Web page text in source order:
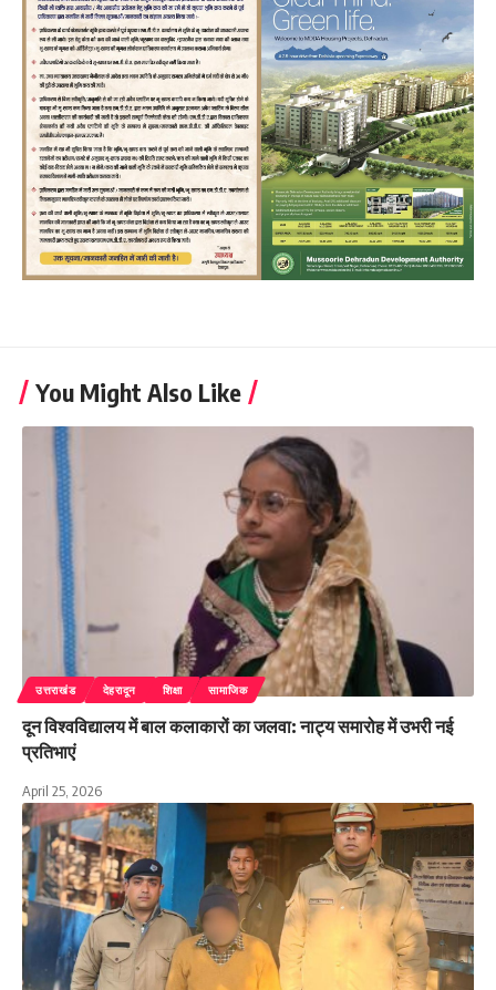
You Might Also Like
उत्तराखंड देहरादून शिक्षा सामाजिक
दून विश्वविद्यालय में बाल कलाकारों का जलवा: नाट्य समारोह में उभरी नई
प्रतिभाएं
April 25, 2026